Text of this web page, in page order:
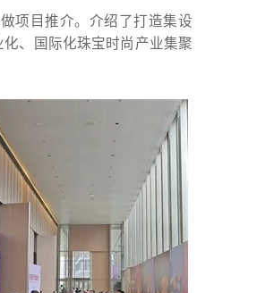
项目推介。介绍了打造集设
、国际化珠宝时尚产业集聚